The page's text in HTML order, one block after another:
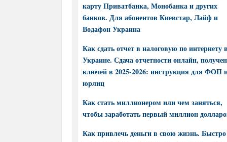
карту Приватбанка, Монобанка и других
банков. Для абонентов Киевстар, Лайф и
Водафон Украина
Как сдать отчет в налоговую по интернету в
Украине. Сдача отчетности онлайн,
ключей в 2025-2026: инструкция для ФОП
юрлиц
Как стать миллионером или чем заняться,
чтобы заработать первый миллион
Как привлечь деньги в свою жизнь. Быстро